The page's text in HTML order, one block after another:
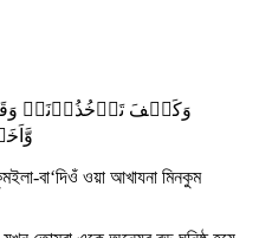
وَکَیۡفَ تَاۡخُذُوۡنَہٗ
বা‘দিওঁ ওয়া আখাযনা মিনকুম